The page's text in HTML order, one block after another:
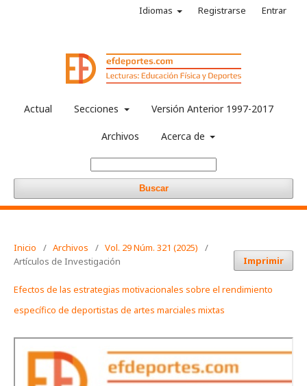
Actual Secciones Versión Anterior 1997-2017
Archivos Acerca de
Buscar
Idiomas Registrarse Entrar
Inicio / Archivos / Vol. 29 Núm. 321 (2025)
/
Artículos de Investigación
Imprimir
Efectos de las estrategias motivacionales sobre el rendimiento
específico de deportistas de artes marciales mixtas